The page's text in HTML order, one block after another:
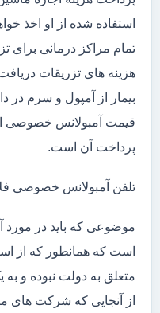
استفاده شده از او اخذ
تمام مراکز درمانی برای
هزینه های تزریقات
بیمار از آمپول و سرم در
قیمت آمبولانس خصوصی
پرداخت آن است.
تلفن آمبولانس خصوصی
موضوعی که باید در مورد
است که همانطور که از
متعلق به دولت نبوده و
از آنجایی که شرکت های